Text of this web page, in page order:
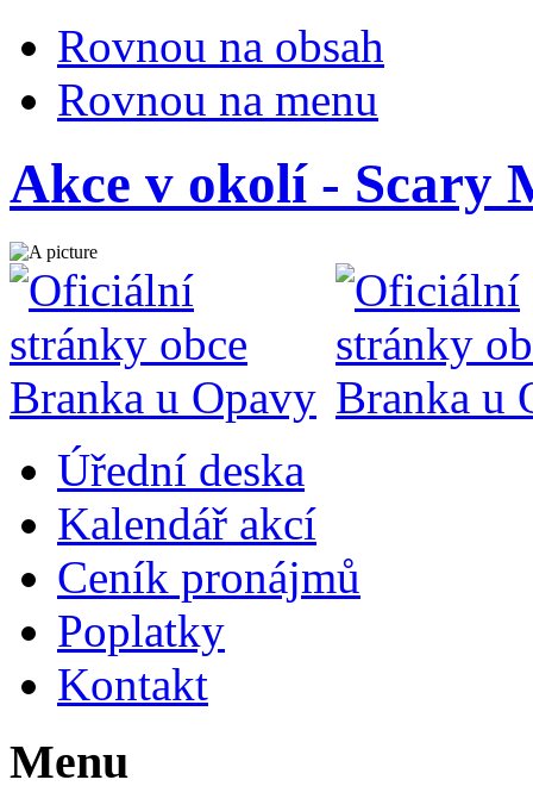
Rovnou na obsah
Rovnou na menu
Akce v okolí - Scary
Úřední deska
Kalendář akcí
Ceník pronájmů
Poplatky
Kontakt
Menu